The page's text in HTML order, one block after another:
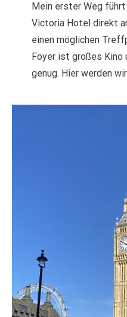
Mein erster Weg
Victoria Hotel direkt
einen möglichen
Foyer ist großes Kino
genug. Hier werden